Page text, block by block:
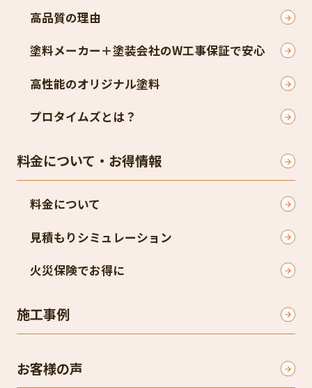
高品質の理由
塗料メーカー＋塗装会社のW工事保証で安心
高性能のオリジナル塗料
プロタイムズとは？
料金について・お得情報
料金について
見積もりシミュレーション
火災保険でお得に
施工事例
お客様の声